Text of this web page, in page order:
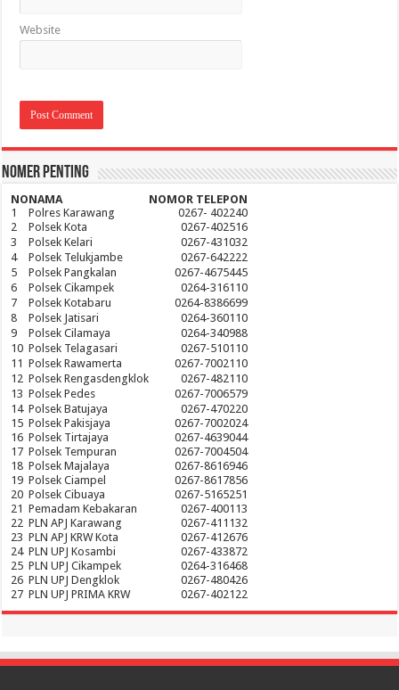
Website
Nomer Penting
NONAMA
NOMOR TELEPON
1
Polres Karawang
0267- 402240
2
Polsek Kota
0267-402516
3
Polsek Kelari
0267-431032
4
Polsek Telukjambe
0267-642222
5
Polsek Pangkalan
0267-4675445
6
Polsek Cikampek
0264-316110
7
Polsek Kotabaru
0264-8386699
8
Polsek Jatisari
0264-360110
9
Polsek Cilamaya
0264-340988
10 Polsek Telagasari
0267-510110
11 Polsek Rawamerta
0267-7002110
12 Polsek Rengasdengklok
0267-482110
13 Polsek Pedes
0267-7006579
14 Polsek Batujaya
0267-470220
15 Polsek Pakisjaya
0267-7002024
16 Polsek Tirtajaya
0267-4639044
17 Polsek Tempuran
0267-7004504
18 Polsek Majalaya
0267-8616946
19 Polsek Ciampel
0267-8617856
20 Polsek Cibuaya
0267-5165251
21 Pemadam Kebakaran
0267-400113
22 PLN APJ Karawang
0267-411132
23 PLN APJ KRW Kota
0267-412676
24 PLN UPJ Kosambi
0267-433872
25 PLN UPJ Cikampek
0264-316468
26 PLN UPJ Dengklok
0267-480426
27 PLN UPJ PRIMA KRW 0267-402122